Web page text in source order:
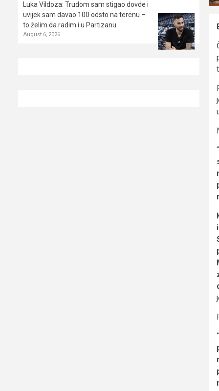
“
Luka Vildoza: Trudom sam stigao dovde i
uvijek sam davao 100 odsto na terenu –
to želim da radim i u Partizanu
August 6, 2026